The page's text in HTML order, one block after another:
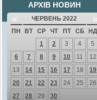
АРХІВ НОВИН
« ЧЕРВЕНЬ 2022 »
ПН ВТ СР ЧТ ПТ СБ
НД
1
2 3 4
5
6
7 8 9 10 11
12
13
14 15 16 17 18
19
20
21 22 23 24 25
26
27
28 29 30